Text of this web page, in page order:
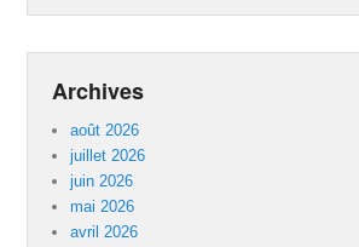
Archives
août 2026
juillet 2026
juin 2026
mai 2026
avril 2026